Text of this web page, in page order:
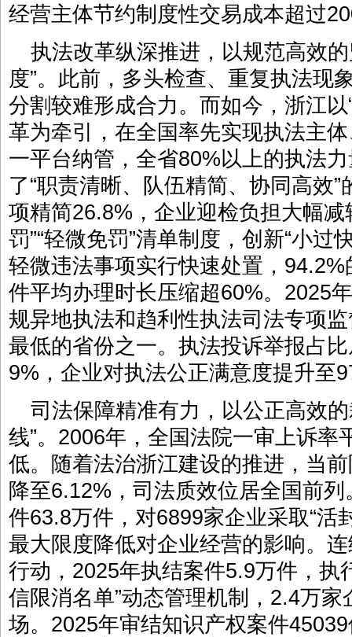
经营主体节约制度性交易成本超过
执法改革纵深推进，以规范高效
度”。此前，多头检查、重复执法现
分割较难形成合力。而如今，浙江
革为牵引，在全国率先实现执法主
一平台纳管，全省80%以上的执法
了“职责清晰、队伍精简、协同高效
项精简26.8%，企业迎检负担大幅
罚”“轻微免罚”清单制度，创新“小过
轻微违法事项实行快速处置，
件平均办理时长压缩超60%。2025
规异地执法和趋利性执法司法专项
最低的省份之一。执法投诉举报占
9%，企业对执法公正满意度提升至
司法保障精准有力，以公正高效
线”。2006年，全国法院一审上诉率
低。随着法治浙江建设的推进，当
降至6.12%，司法质效位居全国前
件63.8万件，对6899家企业采取“活
最大限度降低对企业经营的影响。
行动，2025年执结案件5.9万件，执
信限消名单”动态管理机制，2.4万
场。2025年审结知识产权案件